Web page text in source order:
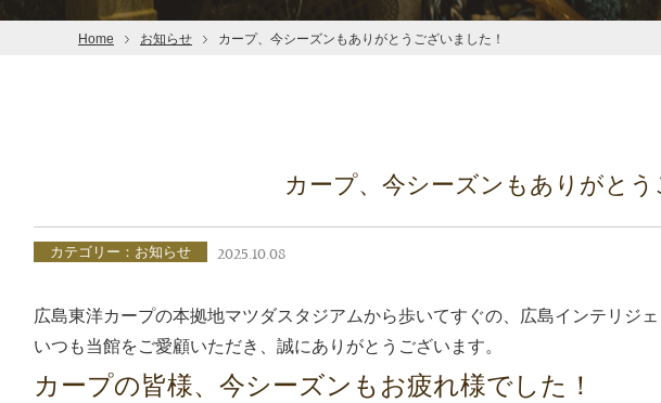
Home お知らせ カープ、今シーズンもありがとうございました！
カープ、今シーズンもありがとう
カテゴリー：お知らせ 2025.10.08
広島東洋カープの本拠地マツダスタジアムから歩いてすぐの、広島インテリジ
いつも当館をご愛顧いただき、誠にありがとうございます。
カープの皆様、今シーズンもお疲れ様でした！